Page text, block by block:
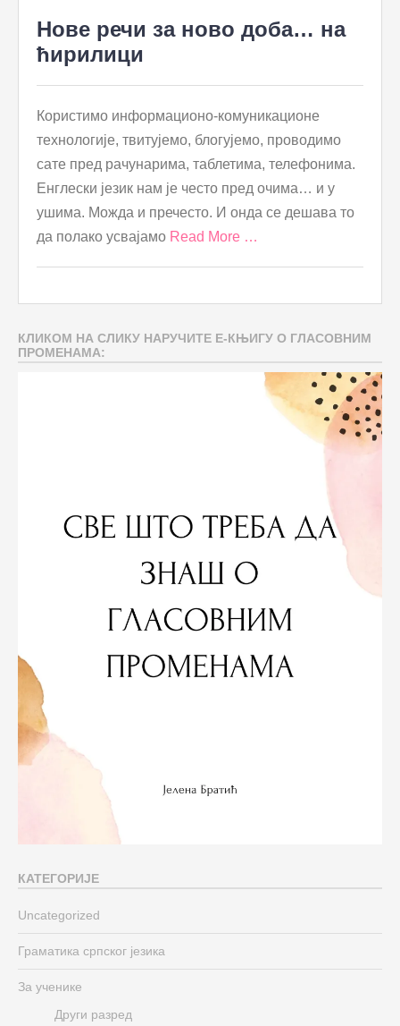
Нове речи за ново доба… на
ћирилици
Користимо информационо-комуникационе
технологије, твитујемо, блогујемо, проводимо
сате пред рачунарима, таблетима, телефонима.
Енглески језик нам је често пред очима… и у
ушима. Можда и пречесто. И онда се дешава то
да полако усвајамо Read More …
КЛИКОМ НА СЛИКУ НАРУЧИТЕ Е-КЊИГУ О ГЛАСОВНИМ
ПРОМЕНАМА:
КАТЕГОРИЈЕ
Uncategorized
Граматика српског језика
За ученике
Други разред